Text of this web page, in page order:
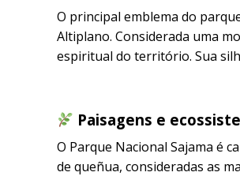
O principal emblema do
Altiplano. Considerada uma
espiritual do território. Sua
Paisagens e
O Parque Nacional Sajama é
de queñua, consideradas as